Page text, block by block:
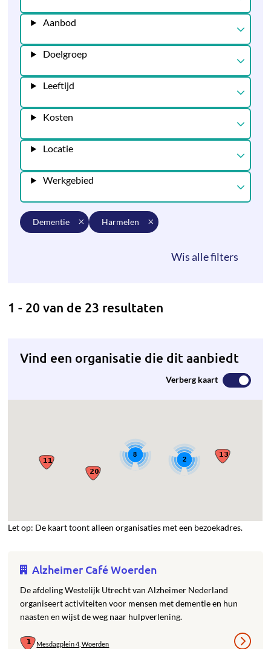
Aanbod
Doelgroep
Leeftijd
Kosten
Locatie
Werkgebied
dementie harmelen
1 - 20 van de 23 resultaten
Vind een organisatie die dit aanbiedt
Verberg kaart
8
2
Let op: De kaart toont alleen organisaties met een bezoekadres.
Alzheimer Café Woerden
De afdeling Westelijk Utrecht van Alzheimer Nederland
organiseert activiteiten voor mensen met dementie en hun
naasten en wijst de weg naar hulpverlening.
Mesdagplein 4, Woerden